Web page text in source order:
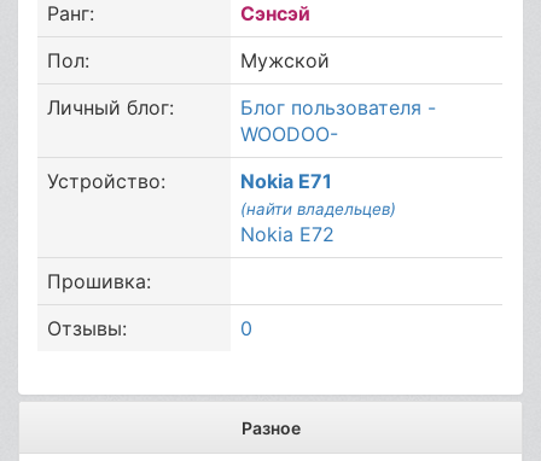
Ранг:
Сэнсэй
Пол:
Мужской
Личный блог:
Блог пользователя -
WOODOO-
Устройство:
Nokia E71
(найти владельцев)
Nokia E72
Прошивка:
Отзывы:
0
Разное